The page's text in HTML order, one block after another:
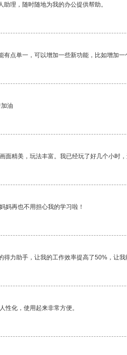
助理，随时随地为我的办公提供帮助。
有点单一，可以增加一些新功能，比如增加一
油
面精美，玩法丰富。我已经玩了好几个小时，
妈再也不用担心我的学习啦！
得力助手，让我的工作效率提高了50%，让我
性化，使用起来非常方便。